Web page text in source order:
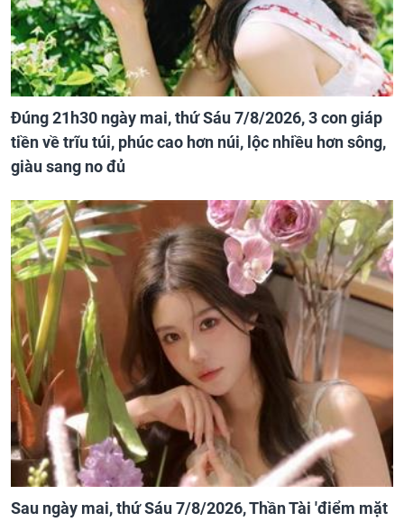
Đúng 21h30 ngày mai, thứ Sáu 7/8/2026, 3 con giáp
tiền về trĩu túi, phúc cao hơn núi, lộc nhiều hơn sông,
giàu sang no đủ
Sau ngày mai, thứ Sáu 7/8/2026, Thần Tài 'điểm mặt